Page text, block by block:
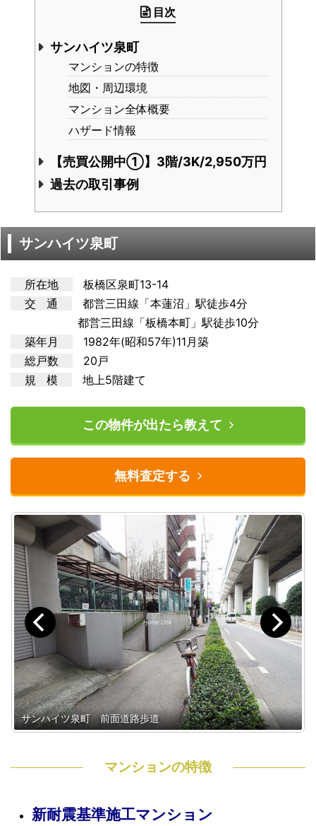
目次
サンハイツ泉町
マンションの特徴
地図・周辺環境
マンション全体概要
ハザード情報
【売買公開中①】3階/3K/2,950万円
過去の取引事例
サンハイツ泉町
所在地
板橋区泉町13-14
交 通
都営三田線「本蓮沼」駅徒歩4分
都営三田線「板橋本町」駅徒歩10分
築年月
1982年(昭和57年)11月築
総戸数
20戸
規 模
地上5階建て
この物件が出たら教えて
無料査定する
サンハイツ泉町 前面道路歩道
マンションの特徴
新耐震基準施工マンション